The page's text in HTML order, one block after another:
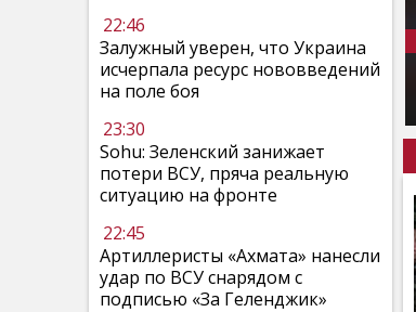
22:46
Залужный уверен, что Украина
исчерпала ресурс нововведений
на поле боя
23:30
Sohu: Зеленский занижает
потери ВСУ, пряча реальную
ситуацию на фронте
22:45
Артиллеристы «Ахмата» нанесли
удар по ВСУ снарядом с
подписью «За Геленджик»